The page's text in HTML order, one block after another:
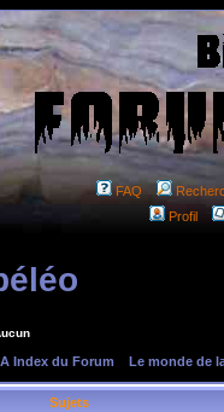
FAQ
Profil
Index du Forum Le monde de
Sujets